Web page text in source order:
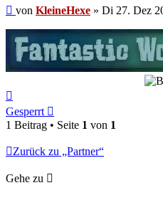
Beitrag
von KleineHexe » Di 27. Dez
oben
Gesperrt
1 Beitrag • Seite 1 von 1
Zurück zu „Partner“
Gehe zu